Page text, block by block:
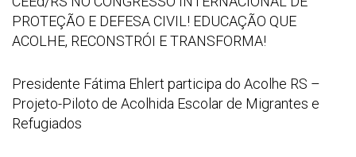
16
52
53
Sede
do
CEEd/RS
CPERS
Sindicato
NO
CONGRESSO
DE
PROTEÇÃO
E
DEFESA
PROTEÇÃO E DEFESA CIVIL! EDUCAÇÃO QUE
ACOLHE, RECONSTRÓI E TRANSFORMA!
Captura
de
tela
Presidente Fátima Ehlert participa do Acolhe RS –
Projeto-Piloto de Acolhida Escolar de Migrantes e
Refugiados